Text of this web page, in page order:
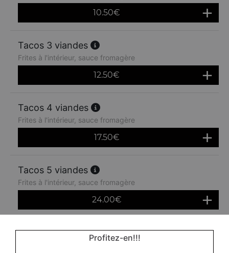
10.50€
Tacos 3 viandes
Frites à l'intérieur, sauce fromagère
12.50€
Tacos 4 viandes
Frites à l'intérieur, sauce fromagère
17.50€
Tacos 5 viandes
Frites à l'intérieur, sauce fromagère
24.00€
Menu tacos 1 viandeProfitez-en!!!